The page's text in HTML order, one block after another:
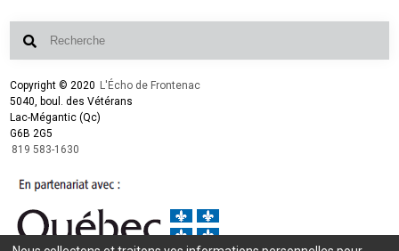
Copyright © 2020 L'Écho de Frontenac
5040, boul. des Vétérans
Lac-Mégantic (Qc)
G6B 2G5
819 583-1630